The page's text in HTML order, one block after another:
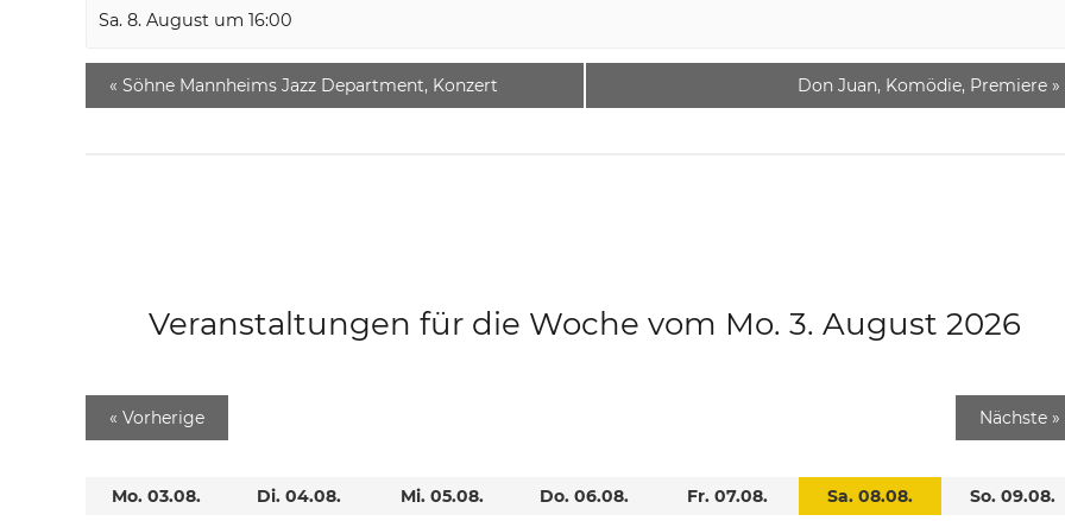
Sa. 8. August um 16:00
« Söhne Mannheims Jazz Department, Konzert Don Juan, Komödie, Premiere »
Veranstaltungen für die Woche vom Mo. 3. August 2026
« Vorherige Nächste »
Mo. 03.08.
Di. 04.08.
Mi. 05.08.
Do. 06.08.
Fr. 07.08.
Sa. 08.08.
So. 09.08.